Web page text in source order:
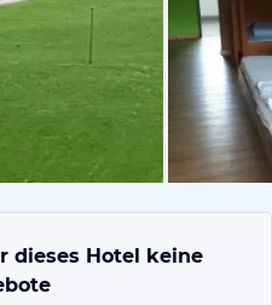
dieses Hotel keine